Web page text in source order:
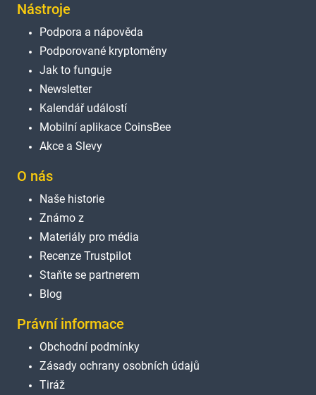
Nástroje
Podpora a nápověda
Podporované kryptoměny
Jak to funguje
Newsletter
Kalendář událostí
Mobilní aplikace CoinsBee
Akce a Slevy
O nás
Naše historie
Známo z
Materiály pro média
Recenze Trustpilot
Staňte se partnerem
Blog
Právní informace
Obchodní podmínky
Zásady ochrany osobních údajů
Tiráž